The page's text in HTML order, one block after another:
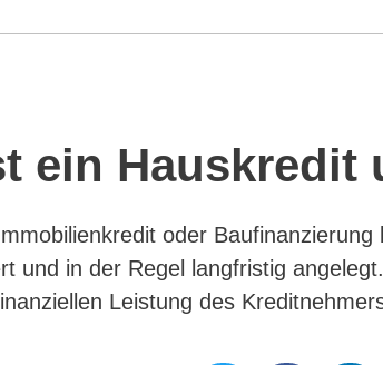
ein
oder
und in der Regel langfristig
Leistung des